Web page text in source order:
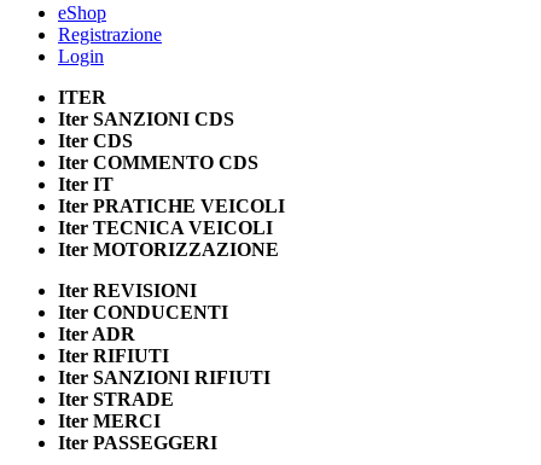
eShop
Registrazione
Login
ITER
Iter SANZIONI CDS
Iter CDS
Iter COMMENTO CDS
Iter IT
Iter PRATICHE VEICOLI
Iter TECNICA VEICOLI
Iter MOTORIZZAZIONE
Iter REVISIONI
Iter CONDUCENTI
Iter ADR
Iter RIFIUTI
Iter SANZIONI RIFIUTI
Iter STRADE
Iter MERCI
Iter PASSEGGERI